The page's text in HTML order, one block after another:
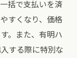
括で支払いを済
すくなり、価格
。また、有明ハ
する際に特別な